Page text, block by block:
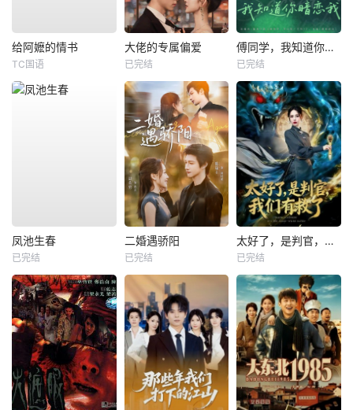
给阿嬷的情书
TC国语
大佬的专属偏爱
已完结
傅同学，我知道你暗恋我
已完结
凤池生春
已完结
二婚遇骄阳
已完结
太好了，是判官，我们有救了
已完结